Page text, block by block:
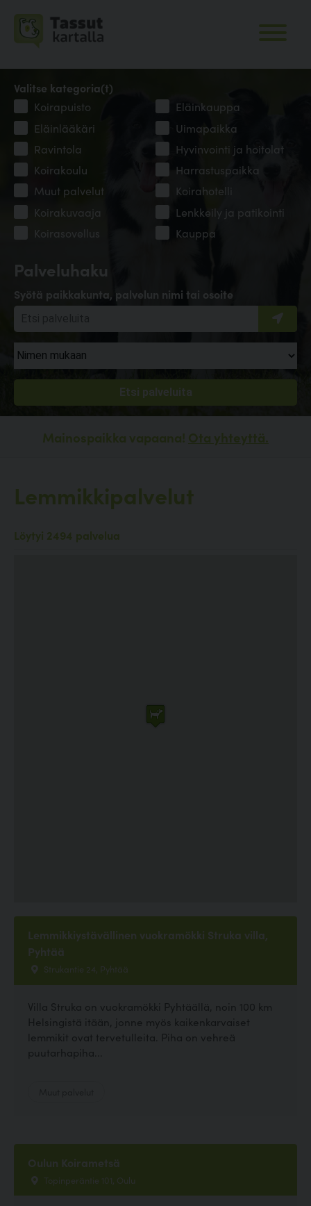
Palveluhaku
Syötä paikkakunta, palvelun nimi tai osoite
Valitse kategoria(t)
Koirapuisto
Eläinkauppa
Eläinlääkäri
Uimapaikka
Ravintola
Hyvinvointi ja hoitolat
Koirakoulu
Harrastuspaikka
Muut palvelut
Koirahotelli
Koirakuvaaja
Lenkkeily ja patikointi
Koirasovellus
Kauppa
Mainospaikka vapaana! Ota yhteyttä.
Lemmikkipalvelut
Löytyi 2494 palvelua
Lemmikkiystävällinen vuokramökki Struka villa,
Pyhtää
Strukantie 24, Pyhtää
Villa Struka on vuokramökki Pyhtäällä, noin 100 km
Helsingistä itään, jonne myös kaikenkarvaiset
lemmikit ovat tervetulleita. Piha on vehreä
puutarhapiha...
Oulun Koirametsä
Topinperäntie 101, Oulu